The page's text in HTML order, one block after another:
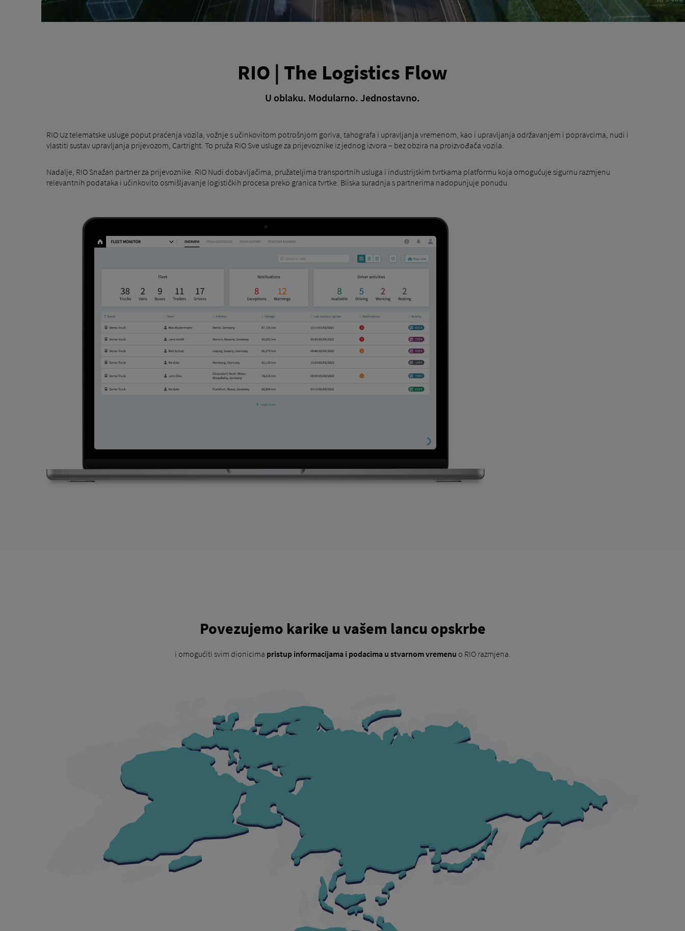
RIO | The Logistics Flow
U oblaku. Modularno. Jednostavno.
RIO Uz telematske usluge poput praćenja vozila, vožnje s učinkovitom potrošnjom goriva, tahografa i upravljanja vremenom, kao i upravljanja održavanjem i popravcima, nudi i
vlastiti sustav upravljanja prijevozom, Cartright. To pruža RIO Sve usluge za prijevoznike iz jednog izvora – bez obzira na proizvođača vozila.
Nadalje, RIO Snažan partner za prijevoznike. RIO Nudi dobavljačima, pružateljima transportnih usluga i industrijskim tvrtkama platformu koja omogućuje sigurnu razmjenu
relevantnih podataka i učinkovito osmišljavanje logističkih procesa preko granica tvrtke. Bliska suradnja s partnerima nadopunjuje ponudu.
Povezujemo karike u vašem lancu opskrbe
i omogućiti svim dionicima pristup informacijama i podacima u stvarnom vremenu o RIO razmjena.